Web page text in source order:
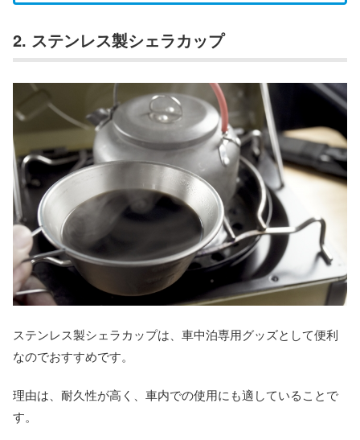
2. ステンレス製シェラカップ
ステンレス製シェラカップは、車中泊専用グッズとして便利
なのでおすすめです。
理由は、耐久性が高く、車内での使用にも適していることで
す。